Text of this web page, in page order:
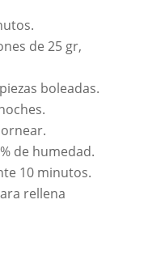
de 25 gr,
boleadas.
de humedad.
10 minutos.
rellena